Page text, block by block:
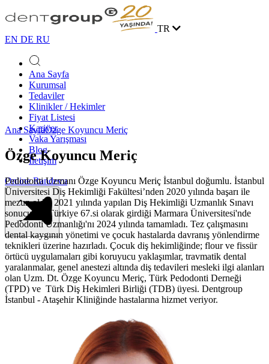
TR
EN DE RU
Ana Sayfa
Kurumsal
Tedaviler
Klinikler / Hekimler
Fiyat Listesi
Kariyer
Vaka Yarışması
Blog
İletişim
Online Randevu
Ana SayfaÖzge Koyuncu Meriç
Özge Koyuncu Meriç
Pedodonti Uzmanı Özge Koyuncu Meriç İstanbul doğumlu. İstanbul
Üniversitesi Diş Hekimliği Fakültesi’nden 2020 yılında başarı ile
mezun oldu. 2021 yılında yapılan Diş Hekimliği Uzmanlık Sınavı
sonucunda Türkiye 67.si olarak girdiği Marmara Üniversitesi'nde
Pedodonti Uzmanlığı'nı 2024 yılında tamamladı. Tez çalışmasını
dental kaygının yönetimi ve çocuk hastalarda davranış yönlendirme
teknikleri üzerine hazırladı. Çocuk diş hekimliğinde; flour ve fissür
örtücü uygulamaları gibi koruyucu yaklaşımlar, travmatik dental
yaralanmalar, genel anestezi altında diş tedavileri mesleki ilgi alanları
olan Uzm. Dt. Özge Koyuncu Meriç, Türk Pedodonti Derneği
(TPD) ve Türk Diş Hekimleri Birliği (TDB) üyesi. Dentgroup
İstanbul - Ataşehir Kliniğinde hastalarına hizmet veriyor.